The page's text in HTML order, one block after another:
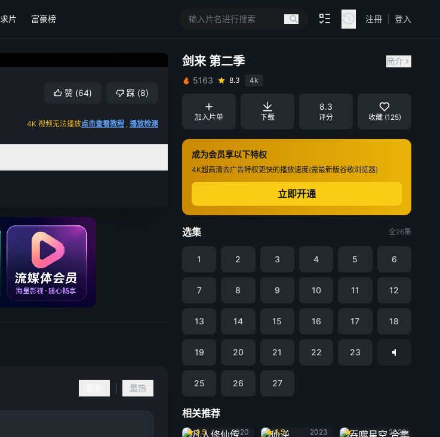
求片 富豪榜 注冊 登入
赞 (64) 踩 (8)
4K 视频无法播放点击查看教程 , 播放检测
剑来 第二季
简介
5163
8.3 4k
加入片单 下载
8.3
评分 收藏 (125)
成为会员享以下特权
4K超高清去广告特权更快的播放速度(需最新版谷歌浏览器)
立即开通
选集 全26集
1 2 3 4 5 6
7 8 9 10 11 12
13 14 15 16 17 18
19 20 21 22 23
25 26 27
相关推荐
凡人修仙传
9.5
2020
8.5
2023
2020
最热